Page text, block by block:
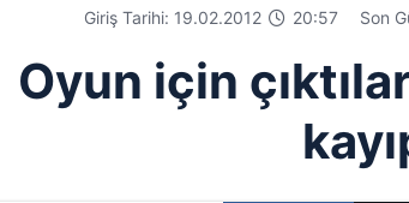
Giriş Tarihi: 19.02.2012 20:57 Son
Oyun için